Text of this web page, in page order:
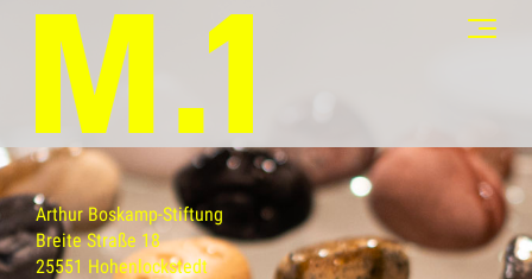
Arthur Boskamp-Stiftung
Breite Straße 18
25551 Hohenlockstedt